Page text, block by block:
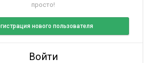
просто!
нового пользователя
Войти